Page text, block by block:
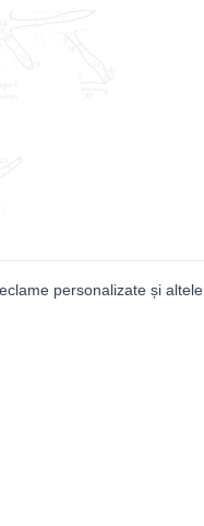
personalizate și altele.